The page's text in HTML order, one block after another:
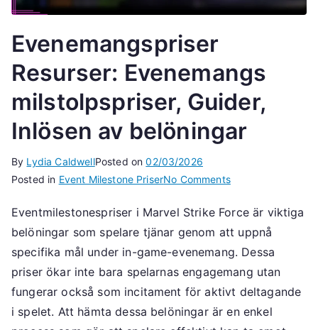
Evenemangspriser
Resurser: Evenemangs
milstolpspriser, Guider,
Inlösen av belöningar
By Lydia CaldwellPosted on02/03/2026
Posted in Event Milestone PriserNo Commentson
Resurser:
Evenemangs
milstolpspriser,
Guider,
Inlösen
belöningar
Eventmilestonespriser i Marvel Strike Force är viktiga
belöningar som spelare tjänar genom att uppnå
specifika mål under in-game-evenemang. Dessa
priser ökar inte bara spelarnas engagemang utan
fungerar också som incitament för aktivt deltagande
i spelet. Att hämta dessa belöningar är en enkel